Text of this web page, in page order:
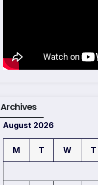
Archives
August 2026
M T W T